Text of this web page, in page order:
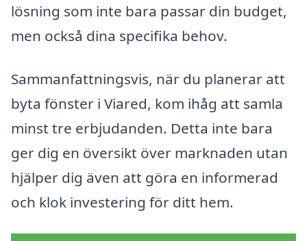
lösning som inte bara passar din budget,
men också dina specifika behov.
Sammanfattningsvis, när du planerar att
byta fönster i Viared, kom ihåg att samla
minst tre erbjudanden. Detta inte bara
ger dig en översikt över marknaden utan
hjälper dig även att göra en informerad
och klok investering för ditt hem.